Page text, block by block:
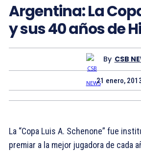
Argentina: La
y sus 40 años de
By CSB
21 enero,
La “Copa Luis A. Schenone” fue
premiar a la mejor jugadora de cada